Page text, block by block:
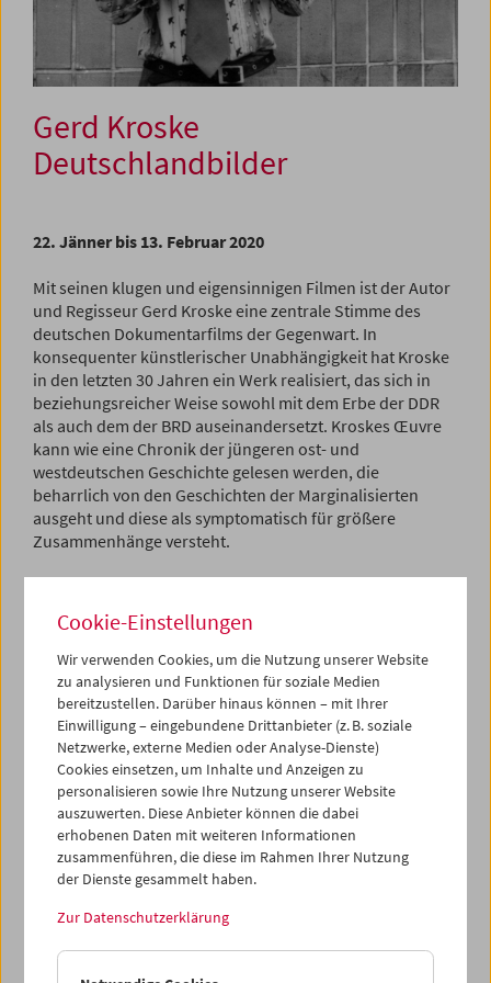
Gerd Kroske
Deutschlandbilder
22. Jänner bis 13. Februar 2020
Mit seinen klugen und eigensinnigen Filmen ist der Autor
und Regisseur Gerd Kroske eine zentrale Stimme des
deutschen Dokumentarfilms der Gegenwart. In
konsequenter künstlerischer Unabhängigkeit hat Kroske
in den letzten 30 Jahren ein Werk realisiert, das sich in
beziehungsreicher Weise sowohl mit dem Erbe der DDR
als auch dem der BRD auseinandersetzt. Kroskes Œuvre
kann wie eine Chronik der jüngeren ost- und
westdeutschen Geschichte gelesen werden, die
beharrlich von den Geschichten der Marginalisierten
ausgeht und diese als symptomatisch für größere
Zusammenhänge versteht.
Handwerk noch in der DDR: er studiert an der Humboldt
Universität zu Berlin und der HFF in Potsdam-Babelsberg
und arbeitet von 1987 bis 1991 als Dramaturg im DEFA-
Dokumentarfilmstudio (u.a. gemeinsam mit Jürgen
Böttcher und Volker Koepp). Kroskes erste Filme
entstehen in den Wendejahren 1989/90: sowohl der
KollektivfilmLeipzig im Herbst(1989) als auch sein
KurzfilmKehraus(1990) zählen bis heute zu den besten
Zeugnissen aus der Zeit der untergehenden DDR. In der
Folge entwickelt Kroske aus Kehraus eine exemplarische
Langzeitbeobachtung: mitKehrein, Kehraus(1997) und
Kehraus, wieder(2006) begleitet er seine einstigen
Leipziger Straßenkehrer über einen Zeitraum von mehr
als 15 Jahren und zeigt präzise, wie sich der Alltag für jene
gestaltet, die nach der "Wiedervereinigung" keinen
sinnvollen Platz mehr in der Gesellschaft finden.
Cookie-Einstellungen
Wir verwenden Cookies, um die Nutzung unserer Website
zu analysieren und Funktionen für soziale Medien
bereitzustellen. Darüber hinaus können – mit Ihrer
Einwilligung – eingebundene Drittanbieter (z. B. soziale
Netzwerke, externe Medien oder Analyse-Dienste)
Cookies einsetzen, um Inhalte und Anzeigen zu
personalisieren sowie Ihre Nutzung unserer Website
auszuwerten. Diese Anbieter können die dabei
erhobenen Daten mit weiteren Informationen
zusammenführen, die diese im Rahmen Ihrer Nutzung
der Dienste gesammelt haben.
Zur Datenschutzerklärung